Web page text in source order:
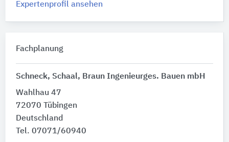
Expertenprofil ansehen
Fachplanung
Schneck, Schaal, Braun Ingenieurges. Bauen mbH
Wahlhau 47
72070 Tübingen
Deutschland
Tel. 07071/60940